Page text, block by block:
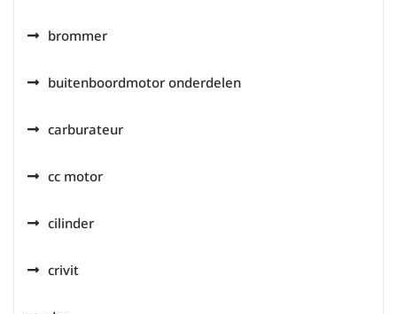
brommer
buitenboordmotor onderdelen
carburateur
cc motor
cilinder
crivit